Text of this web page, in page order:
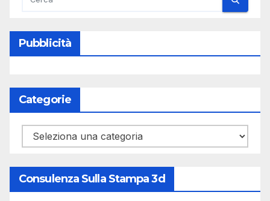
Pubblicità
Categorie
Categorie
Consulenza Sulla Stampa 3d